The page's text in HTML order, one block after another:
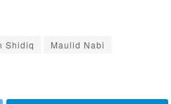
Shidiq
Maulid Nabi